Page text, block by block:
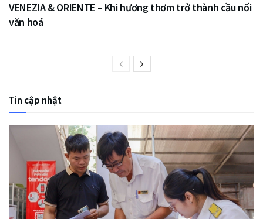
VENEZIA & ORIENTE – Khi hương thơm trở thành cầu nối
văn hoá
Tin cập nhật